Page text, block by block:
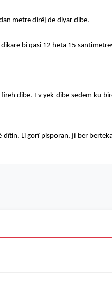
metre dirêj de diyar dibe.
bi qasî 12 heta 15
dibe. Ev yek dibe sedem ku
Li gorî pisporan, ji ber